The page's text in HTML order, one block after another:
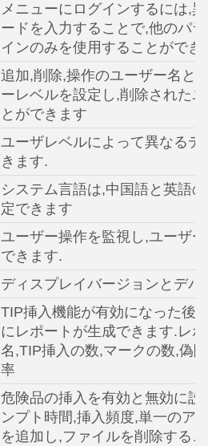
メニューにログインするには,
ードを入力することで,他のパ
インのみを使用することができ
追加,削除,操作のユーザー名と
ーレベルを設定し,削除された
とができます
ユーザレベルによって異なる
きます.
システム言語は,中国語と英語
定できます
ユーザー操作を監視し,ユーザ
できます.
ディスプレイバージョンとデバ
TIP挿入機能が有効になった後
にレポートが生成できます.レ
名,TIP挿入の数,マークの数,偽
率
危険品の挿入を有効と無効に
ンプト時間,挿入頻度,単一のア
を追加し,ファイルを削除する